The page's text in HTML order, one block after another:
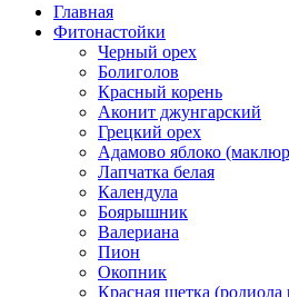
Главная
Фитонастойки
Черный орех
Болиголов
Красный корень
Аконит джунгарский
Грецкий орех
Адамово яблоко
Лапчатка белая
Календула
Боярышник
Валериана
Пион
Окопник
Красная щетка (родиола